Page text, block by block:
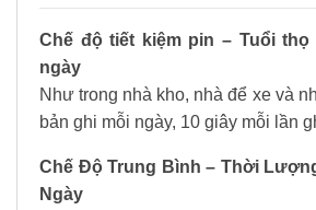
Chế độ tiết kiệm pin – Tuổi thọ
ngày
Như trong nhà kho, nhà để xe và
bản ghi mỗi ngày, 10 giây mỗi lần
Chế Độ Trung Bình – Thời
Ngày